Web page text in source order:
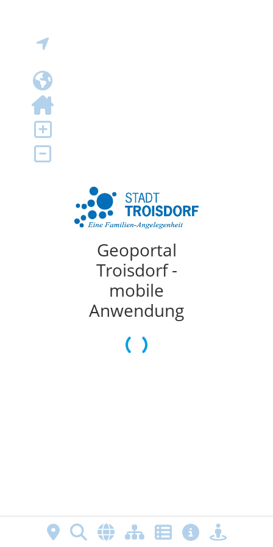
Geoportal
Troisdorf -
mobile
Anwendung